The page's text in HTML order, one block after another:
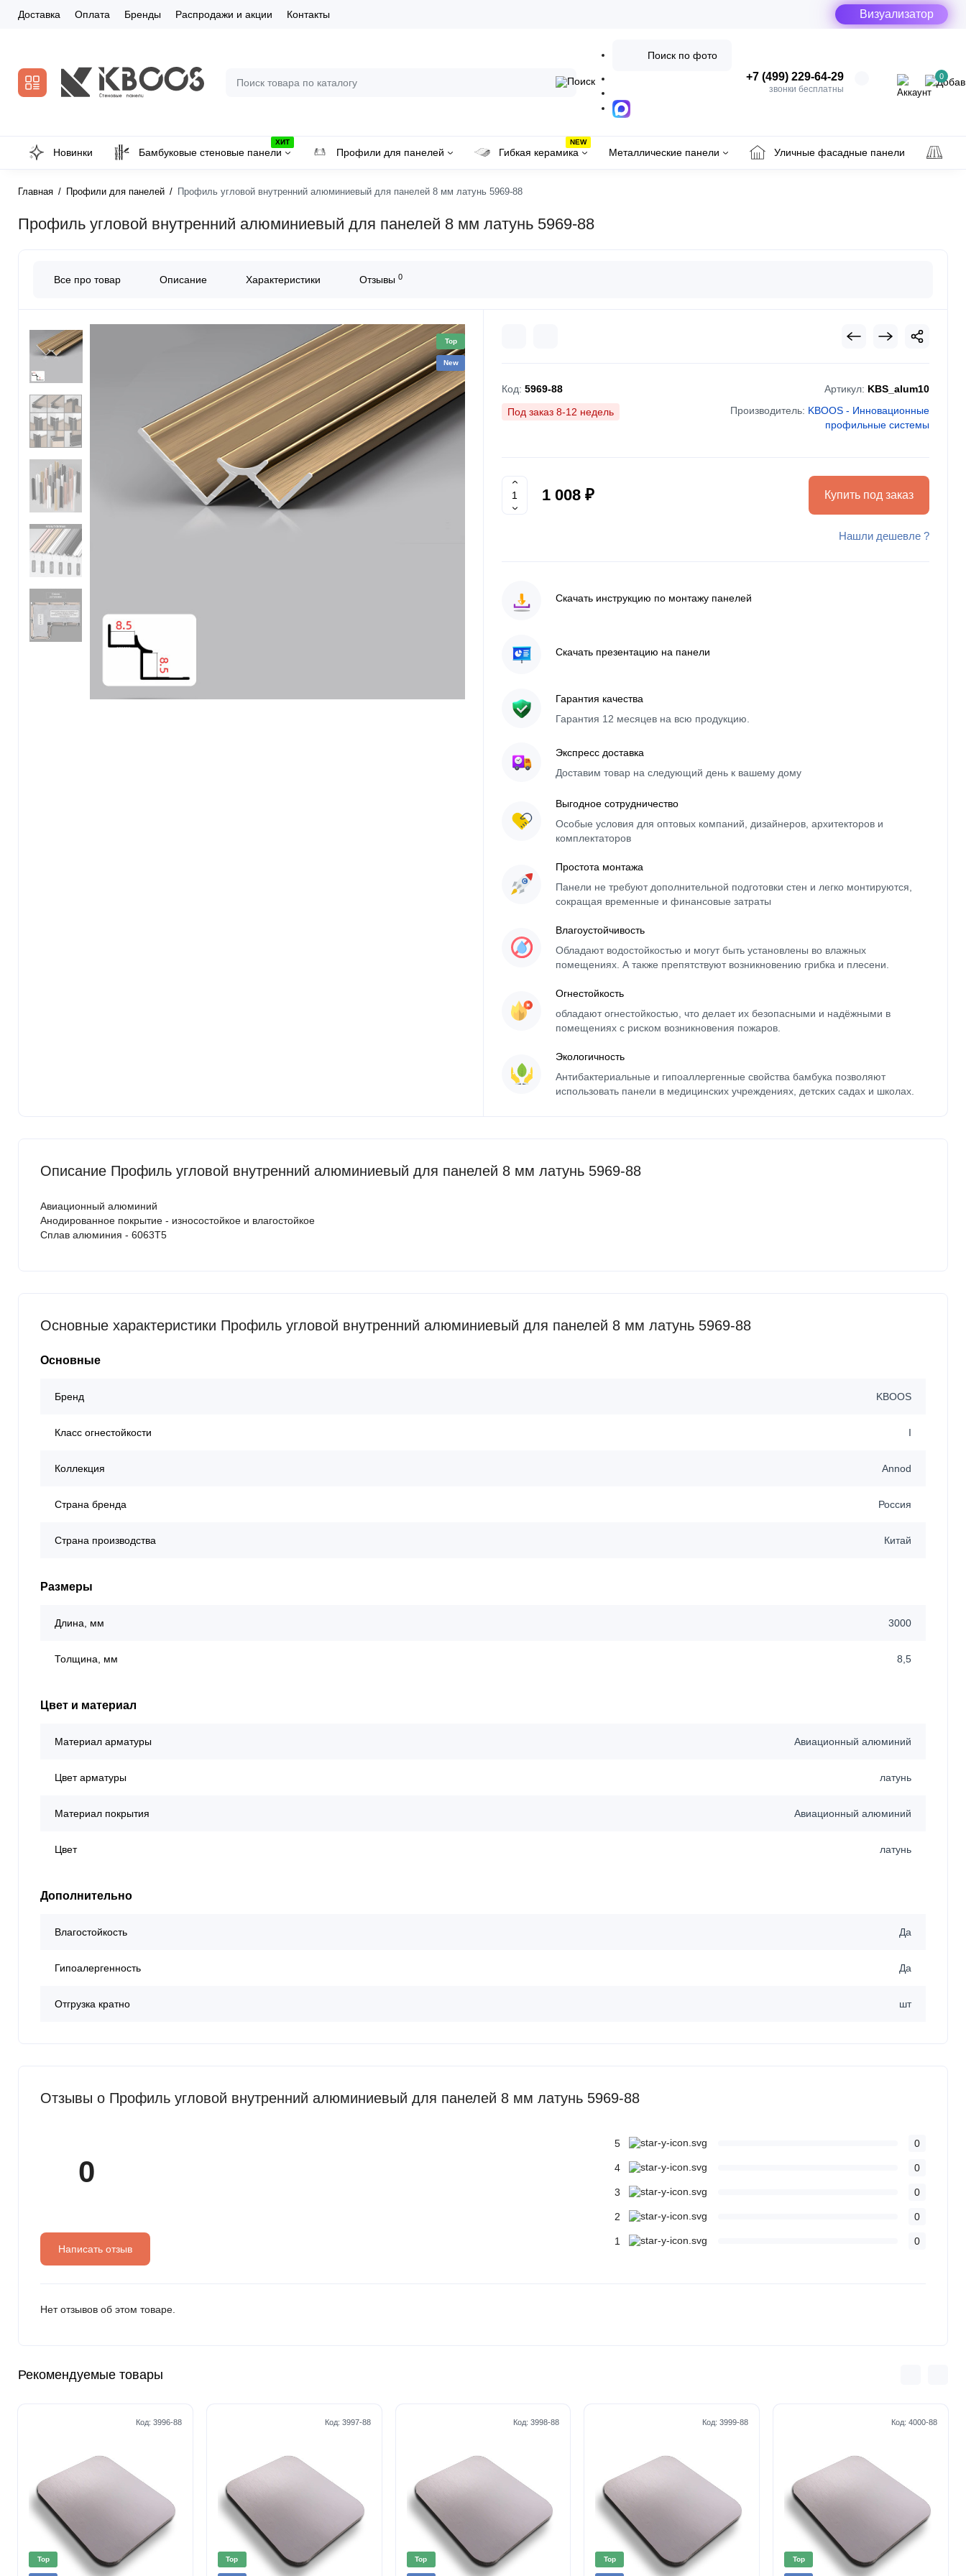
Визуализатор
Доставка Оплата Бренды Распродажи и акции Контакты
+7 (499) 229-64-29
звонки бесплатны
0
Поиск по фото
Новинки
ХИТ
Бамбуковые стеновые панели Профили для панелей
NEW
Гибкая керамика Металлические панели Уличные фасадные панели
Главная Профили для панелей Профиль угловой внутренний алюминиевый для панелей 8 мм латунь 5969-88
Профиль угловой внутренний алюминиевый для панелей 8 мм латунь 5969-88
Все про товар Описание Характеристики Отзывы 0
Top
New
Код: 5969-88 Артикул: KBS_alum10
Производитель: KBOOS - Инновационные
профильные системы
Под заказ 8-12 недель
1 008 ₽ Купить под заказ
Нашли дешевле ?
Скачать инструкцию по монтажу панелей
Скачать презентацию на панели
Гарантия качества
Гарантия 12 месяцев на всю продукцию.
Экспресс доставка
Доставим товар на следующий день к вашему дому
Выгодное сотрудничество
Особые условия для оптовых компаний, дизайнеров, архитекторов и
комплектаторов
Простота монтажа
Панели не требуют дополнительной подготовки стен и легко монтируются,
сокращая временные и финансовые затраты
Влагоустойчивость
Обладают водостойкостью и могут быть установлены во влажных
помещениях. А также препятствуют возникновению грибка и плесени.
Огнестойкость
обладают огнестойкостью, что делает их безопасными и надёжными в
помещениях с риском возникновения пожаров.
Экологичность
Антибактериальные и гипоаллергенные свойства бамбука позволяют
использовать панели в медицинских учреждениях, детских садах и школах.
Описание Профиль угловой внутренний алюминиевый для панелей 8 мм латунь 5969-88
Авиационный алюминий
Анодированное покрытие - износостойкое и влагостойкое
Сплав алюминия - 6063Т5
Основные характеристики Профиль угловой внутренний алюминиевый для панелей 8 мм латунь 5969-88
Основные
Бренд KBOOS
Класс огнестойкости I
Коллекция Annod
Страна бренда Россия
Страна производства Китай
Размеры
Длина, мм 3000
Толщина, мм 8,5
Цвет и материал
Материал арматуры Авиационный алюминий
Цвет арматуры латунь
Материал покрытия Авиационный алюминий
Цвет латунь
Дополнительно
Влагостойкость Да
Гипоалергенность Да
Отгрузка кратно шт
Отзывы о Профиль угловой внутренний алюминиевый для панелей 8 мм латунь 5969-88
0
Написать отзыв
5 0
4 0
3 0
2 0
1 0
Нет отзывов об этом товаре.
Рекомендуемые товары
Код: 3996-88
Top
Код: 3997-88
Top
Код:3998-88
Top
Код:3999-88
Top
Код: 4000-88
Top